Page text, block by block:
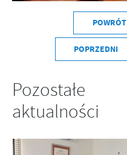
POWRÓT
POPRZEDNI
Pozostałe
aktualności